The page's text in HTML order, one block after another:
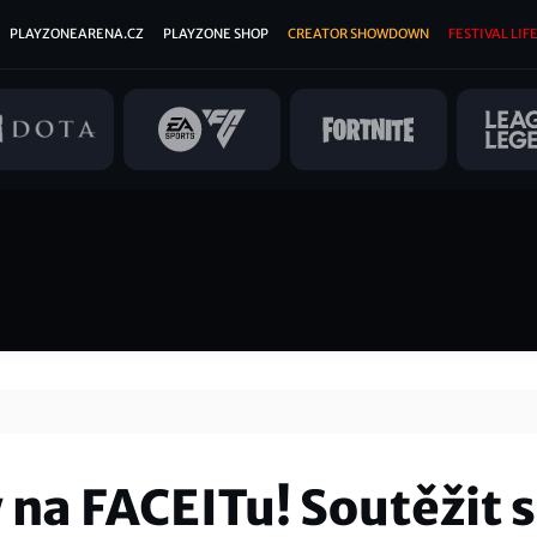
PLAYZONEARENA.CZ PLAYZONE SHOP CREATOR SHOWDOWN FESTIVAL
FACEITu! Soutěžit s